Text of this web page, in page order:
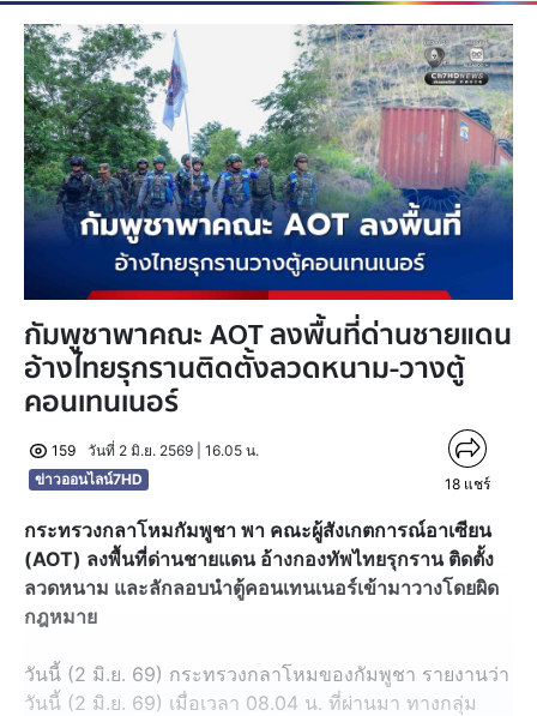
กัมพูชาพาคณะ AOT ลงพื้นที่ด่านชายแดน
อ้างไทยรุกรานติดตั้งลวดหนาม-วางตู้
คอนเทนเนอร์
159
วันที่ 2 มิ.ย. 2569 | 16.05 น.
ข่าวออนไลน์7HD
18 แชร์
กระทรวงกลาโหมกัมพูชา พา คณะผู้สังเกตการณ์อาเซียน
(AOT) ลงพื้นที่ด่านชายแดน อ้างกองทัพไทยรุกราน ติดตั้ง
ลวดหนาม และลักลอบนำตู้คอนเทนเนอร์เข้ามาวางโดยผิด
กฎหมาย
วันนี้ (2 มิ.ย. 69) กระทรวงกลาโหมของกัมพูชา รายงานว่า
วันนี้ (2 มิ.ย. 69) เมื่อเวลา 08.04 น. ที่ผ่านมา ทางกลุ่ม